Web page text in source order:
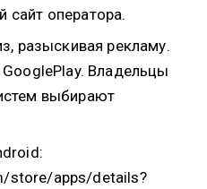
оператора.
разыскивая рекламу.
Владельцы
выбирают
store/apps/details?